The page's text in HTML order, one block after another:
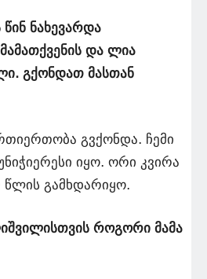
ნახევარდა
და ლია
გქონდათ მასთან
გვქონდა. ჩემი
იყო. ორი კვირა
გამხდარიყო.
როგორი მამა